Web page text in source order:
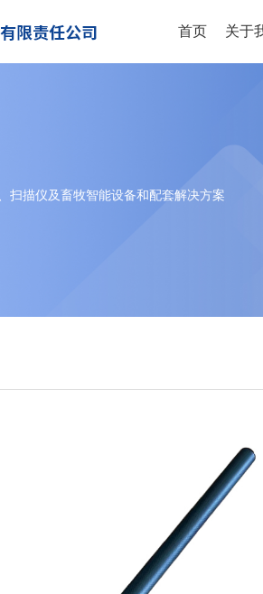
首页 关于
扫描仪及畜牧智能设备和配套解决方案